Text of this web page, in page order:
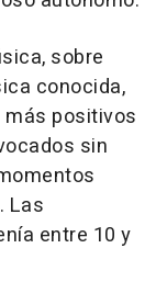
sobre
conocida,
positivos
sin
Las
entre 10 y